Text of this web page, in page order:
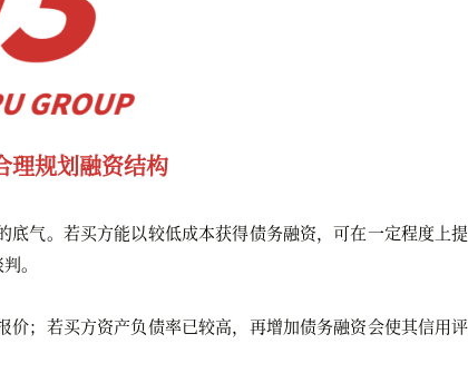
理规划融资结构
气。若买方能以较低成本获得债务融资，可在一定程度上
。
；若买方资产负债率已较高，再增加债务融资会使其信用